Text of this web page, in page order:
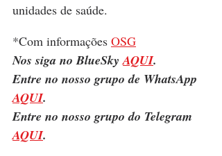
unidades de saúde.
*Com informações OSG
Nos siga no BlueSky AQUI.
Entre no nosso grupo de WhatsApp
AQUI.
Entre no nosso grupo do Telegram
AQUI.